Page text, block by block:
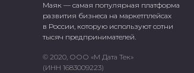
Маяк — самая популярная платформа
развития бизнеса на маркетплейсах
в России, которую используют сотни
тысяч предпринимателей.
© 2020, ООО «М Дата Тек»
(ИНН 1683009223)